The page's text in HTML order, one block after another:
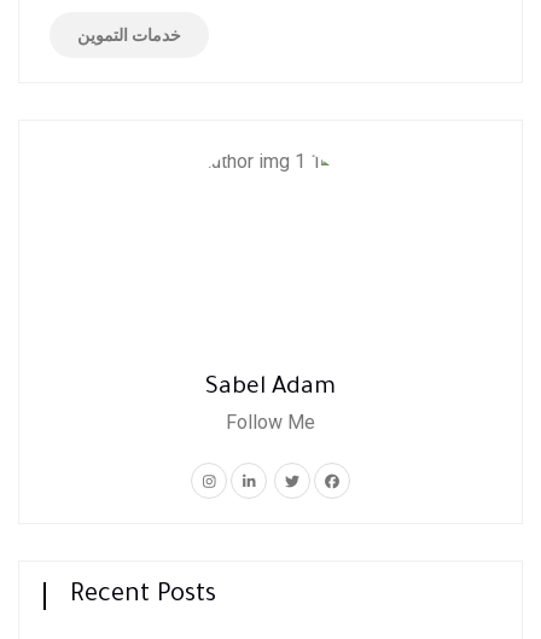
خدمات التموين
Sabel Adam
Follow Me
Recent Posts